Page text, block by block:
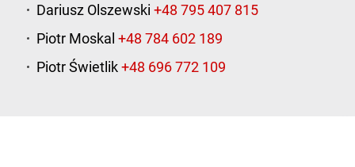
Dariusz Olszewski
Piotr Moskal
Piotr Świetlik